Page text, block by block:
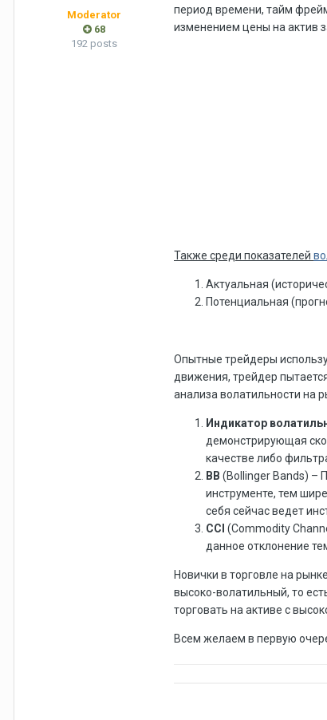
Moderator
68
192 posts
период времени, тайм
изменением цены на актив
Также среди показателей
Актуальная
Потенциальная
Опытные трейдеры
движения, трейдер
анализа волатильности на
Индикатор
демонстрирующая
качестве либо
BB (Bollinger Bands) –
инструменте, тем
себя сейчас ведет
CCI (Commodity
данное отклонение
Новички в торговле на
высоко-волатильный, то
торговать на активе с
Всем желаем в первую